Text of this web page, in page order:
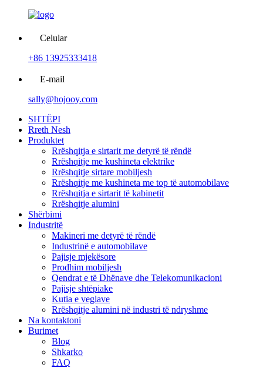
Celular
+86 13925333418
E-mail
sally@hojooy.com
SHTËPI
Rreth Nesh
Produktet
Rrëshqitja e sirtarit me detyrë të rëndë
Rrëshqitje me kushineta elektrike
Rrëshqitje sirtare mobiljesh
Rrëshqitje me kushineta me top të automobilave
Rrëshqitja e sirtarit të kabinetit
Rrëshqitje alumini
Shërbimi
Industritë
Makineri me detyrë të rëndë
Industrinë e automobilave
Pajisje mjekësore
Prodhim mobiljesh
Qendrat e të Dhënave dhe Telekomunikacioni
Pajisje shtëpiake
Kutia e veglave
Rrëshqitje alumini në industri të ndryshme
Na kontaktoni
Burimet
Blog
Shkarko
FAQ